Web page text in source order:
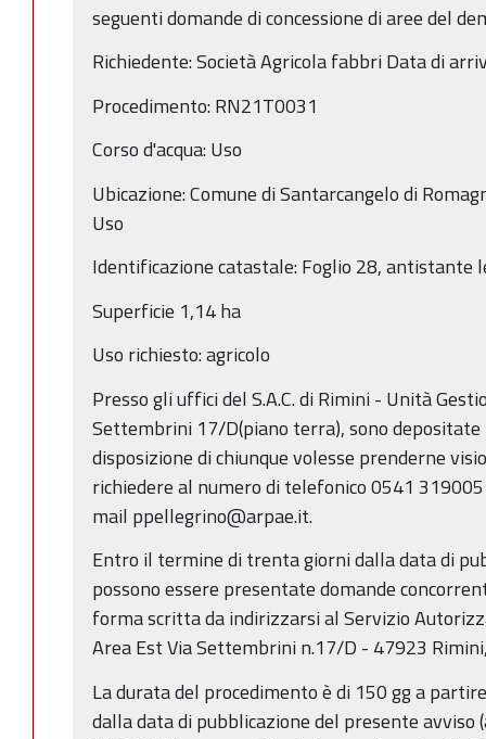
seguenti domande di concessione di aree del
Richiedente: Società Agricola fabbri Data di
Procedimento: RN21T0031
Corso d'acqua: Uso
Ubicazione: Comune di Santarcangelo di
Uso
Identificazione catastale: Foglio 28, antistante
Superficie 1,14 ha
Uso richiesto: agricolo
Presso gli uffici del S.A.C. di Rimini - Unità
Settembrini 17/D(piano terra), sono depositate
disposizione di chiunque volesse prenderne
richiedere al numero di telefonico 0541
mail ppellegrino@arpae.it.
Entro il termine di trenta giorni dalla data di
possono essere presentate domande
forma scritta da indirizzarsi al Servizio
Area Est Via Settembrini n.17/D - 47923
La durata del procedimento è di 150 gg a
dalla data di pubblicazione del presente avviso